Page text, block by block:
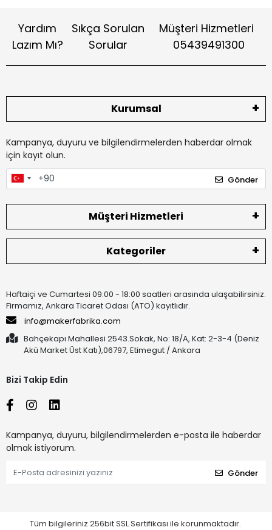
Yardım
Lazım Mı?
Sıkça Sorulan
Sorular
Müşteri Hizmetleri
05439491300
Kurumsal
Kampanya, duyuru ve bilgilendirmelerden haberdar olmak
için kayıt olun.
Gönder
Müşteri Hizmetleri
Kategoriler
Haftaiçi ve Cumartesi 09:00 - 18:00 saatleri arasında ulaşabilirsiniz.
Firmamız, Ankara Ticaret Odası (ATO) kayıtlıdır.
info@makerfabrika.com
Bahçekapı Mahallesi 2543.Sokak, No: 18/A, Kat: 2-3-4 (Deniz
Akü Market Üst Katı),06797, Etimegut / Ankara
Bizi Takip Edin
Kampanya, duyuru, bilgilendirmelerden e-posta ile haberdar
olmak istiyorum.
Gönder
Tüm bilgileriniz 256bit SSL Sertifikası ile korunmaktadır.